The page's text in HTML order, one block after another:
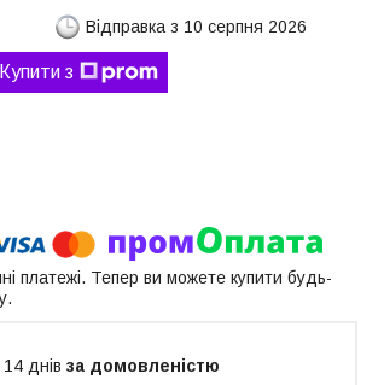
Відправка з 10 серпня 2026
Купити з
платежі. Тепер ви можете купити будь-
днів за домовленістю